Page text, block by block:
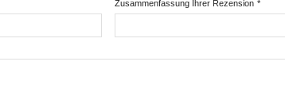
*
Zusammenfassung Ihrer Rezension